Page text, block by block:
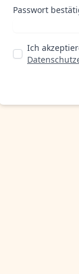
Passwort
Ich